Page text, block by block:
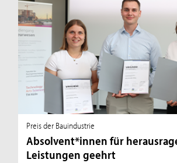
Preis der Bauindustrie
Absolvent*innen für
Leistungen geehrt